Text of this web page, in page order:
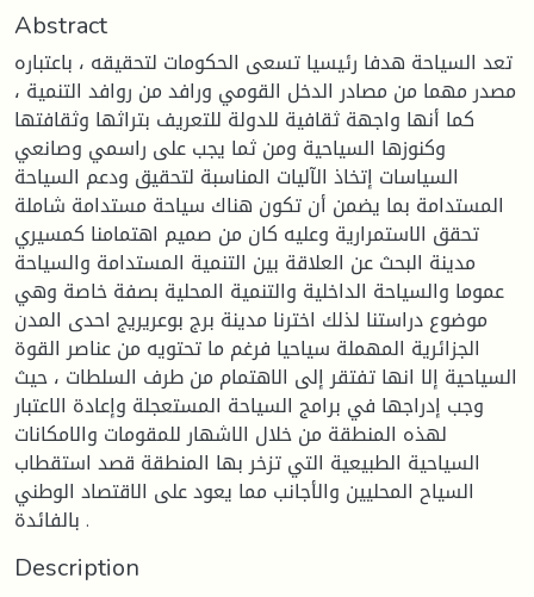
Abstract
تعد السياحة هدفا رئيسيا تسعى الحكومات لتحقيقه ، باعتباره
مصدر مهما من مصادر الدخل القومي ورافد من روافد التنمية ،
كما أنها واجهة ثقافية للدولة للتعريف بتراثها وثقافتها
وكنوزها السياحية ومن ثما يجب على راسمي وصانعي
السياسات إتخاذ الآليات المناسبة لتحقيق ودعم السياحة
المستدامة بما يضمن أن تكون هناك سياحة مستدامة شاملة
تحقق الاستمرارية وعليه كان من صميم اهتمامنا كمسيري
مدينة البحث عن العلاقة بين التنمية المستدامة والسياحة
عموما والسياحة الداخلية والتنمية المحلية بصفة خاصة وهي
موضوع دراستنا لذلك اخترنا مدينة برج بوعريريج احدى المدن
الجزائرية المهملة سياحيا فرغم ما تحتويه من عناصر القوة
السياحية إلا انها تفتقر إلى الاهتمام من طرف السلطات ، حيث
وجب إدراجها في برامج السياحة المستعجلة وإعادة الاعتبار
لهذه المنطقة من خلال الاشهار للمقومات والامكانات
السياحية الطبيعية التي تزخر بها المنطقة قصد استقطاب
السياح المحليين والأجانب مما يعود على الاقتصاد الوطني
بالفائدة .
Description